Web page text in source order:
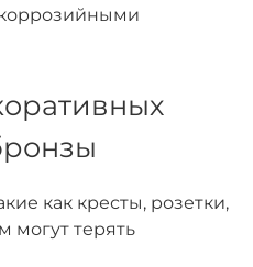
как кресты, розетки,
могут терять